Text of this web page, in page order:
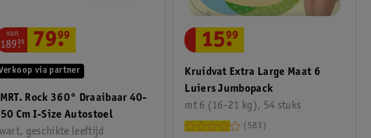
Rock 360° Draaibaar 40-
Cm I-Size Autostoel
geschikte leeftijd
via partner
van
189.
99 79.
99
Kruidvat Extra Large Maat 6
Luiers Jumbopack
mt 6 (16-21 kg), 54 stuks
15.
99
583